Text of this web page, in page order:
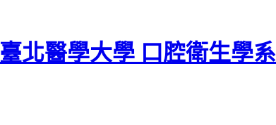
臺北醫學大學 口腔衛生學系